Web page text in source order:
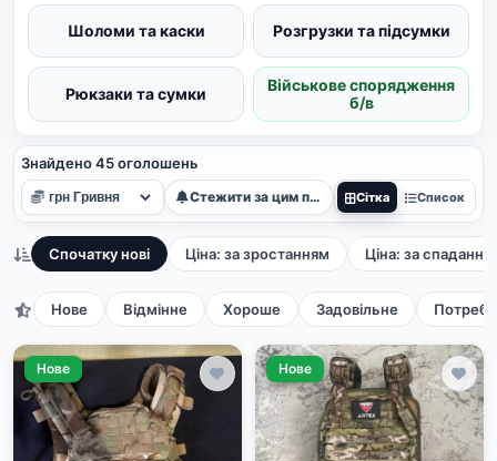
Шоломи та каски Розгрузки та підсумки
Рюкзаки та сумки
Військове спорядження
б/в
Знайдено 45 оголошень
Стежити за цим пошукомСітка Список
Спочатку нові Ціна: за зростанням Ціна: за
Нове Відмінне Хороше Задовільне
Нове Нове